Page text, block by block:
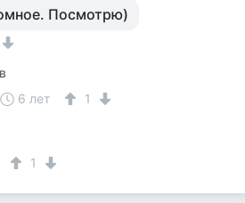
Посмотрю)
6 лет 1
1